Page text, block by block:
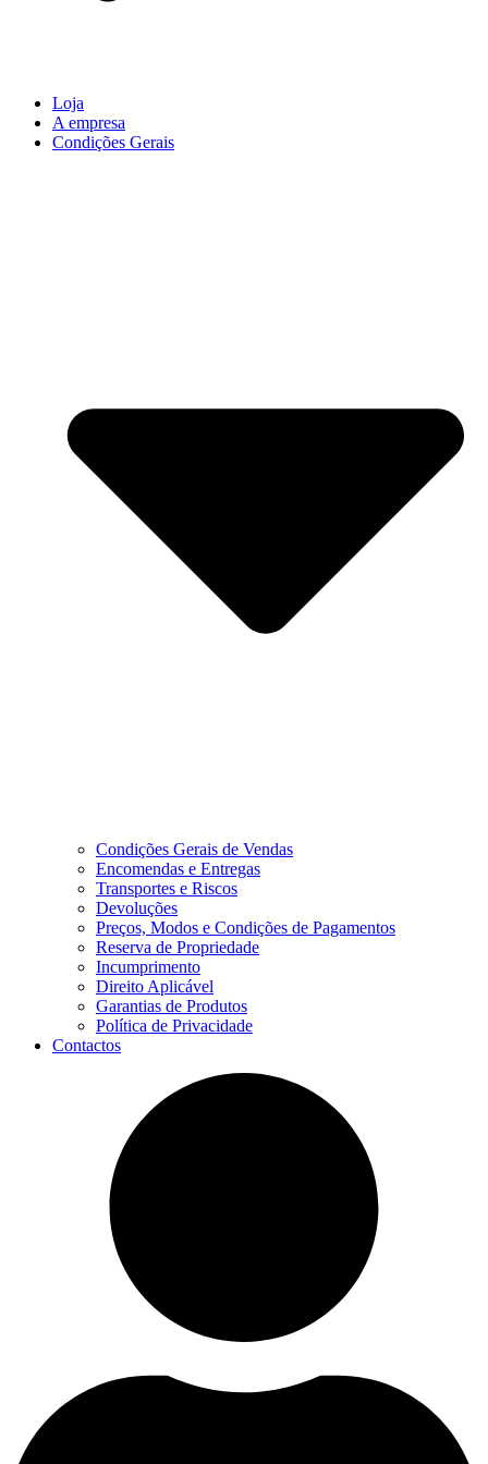
Loja
A empresa
Condições Gerais
Condições Gerais de Vendas
Encomendas e Entregas
Transportes e Riscos
Devoluções
Preços, Modos e Condições de Pagamentos
Reserva de Propriedade
Incumprimento
Direito Aplicável
Garantias de Produtos
Política de Privacidade
Contactos